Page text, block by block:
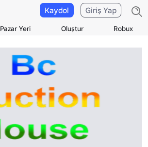
Pazar Yeri Oluştur Robux
Kaydol Giriş Yap